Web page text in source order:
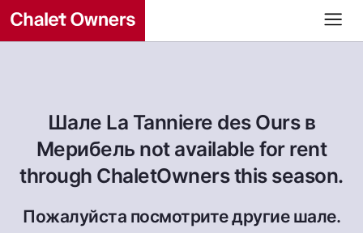
Шале La Tanniere des Ours в
Мерибель not available for rent
through ChaletOwners this season.
Пожалуйста посмотрите другие шале.